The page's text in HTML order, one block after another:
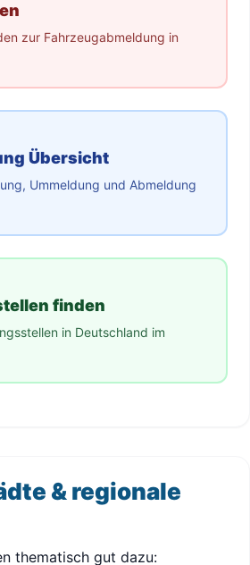
zur Fahrzeugabmeldung in
Übersicht
Ummeldung und Abmeldung
finden
in Deutschland im
& regionale
thematisch gut dazu: